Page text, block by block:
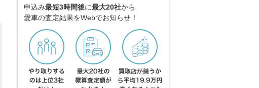
申込み最短3時間後に最大20社から
愛車の査定結果をWebでお知らせ！